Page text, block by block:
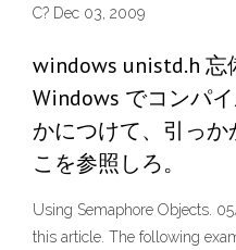
C? Dec 03, 2009
windows unistd.h 忘
Windows でコンパ
かにつけて、引っ
こを参照しろ。
Using Semaphore Objects.
this article. The following